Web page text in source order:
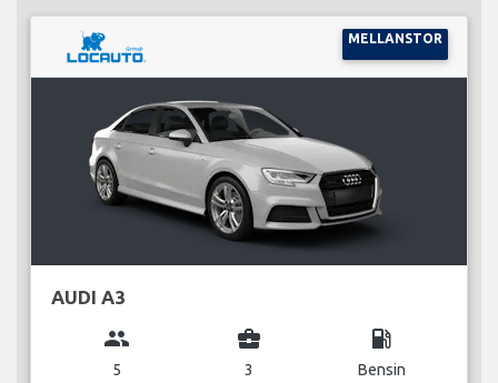
MELLANSTOR
AUDI A3
group
5
business_center
3
local_gas_station
Bensin